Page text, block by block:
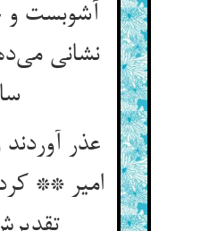
آشوبست
نشانی
عذر
امیر **